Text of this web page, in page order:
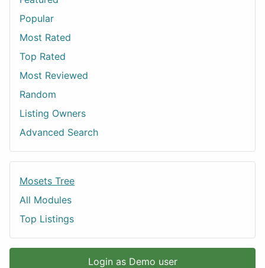
Popular
Most Rated
Top Rated
Most Reviewed
Random
Listing Owners
Advanced Search
Mosets Tree
All Modules
Top Listings
Login as Demo user